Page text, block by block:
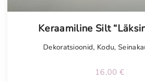
Keraamiline Silt
Dekoratsioonid, Kodu,
16,00 €